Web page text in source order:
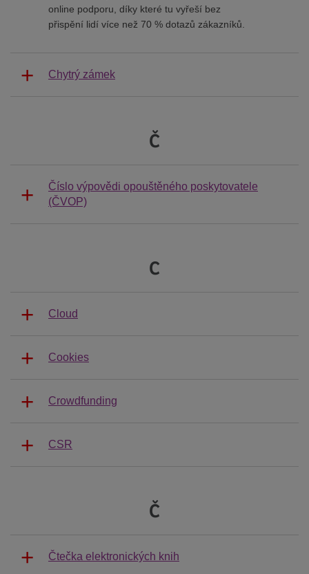
online podporu, díky které tu vyřeší bez
přispění lidí více než 70 % dotazů zákazníků.
Chytrý zámek
Č
Číslo výpovědi opouštěného poskytovatele
(ČVOP)
C
Cloud
Cookies
Crowdfunding
CSR
Č
Čtečka elektronických knih